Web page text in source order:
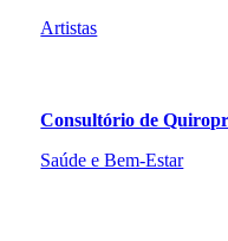
Artistas
Consultório de
Saúde e Bem-Estar